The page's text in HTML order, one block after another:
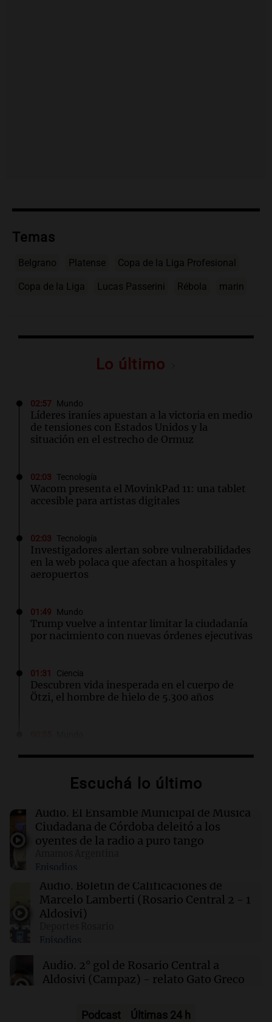
Temas
Belgrano Platense Copa de la Liga Profesional
Copa de la Liga Lucas Passerini Rébola marin
Lo último
02:57 Mundo
Líderes iraníes apuestan a la victoria en medio
de tensiones con Estados Unidos y la
situación en el estrecho de Ormuz
02:03 Tecnología
Wacom presenta el MovinkPad 11: una tablet
accesible para artistas digitales
02:03 Tecnología
Investigadores alertan sobre vulnerabilidades
en la web polaca que afectan a hospitales y
aeropuertos
01:49 Mundo
Trump vuelve a intentar limitar la ciudadanía
por nacimiento con nuevas órdenes ejecutivas
01:31 Ciencia
Descubren vida inesperada en el cuerpo de
Ötzi, el hombre de hielo de 5.300 años
escuelas y actividades turísticas en varias
00:32 Clima
Clima en Salta: cómo estará el tiempo este
sábado 8 de agosto
00:27 Clima
Clima en Tucumán: cómo estará el tiempo
este sábado 8 de agosto
Clima en Mendoza: cómo estará el tiempo
Escuchá lo último
Audio. El Ensamble Municipal de Música
Ciudadana de Córdoba deleitó a los
oyentes de la radio a puro tango
Episodios
Audio. Boletín de Calificaciones de
Marcelo Lamberti (Rosario Central 2 - 1
Aldosivi)
Episodios
Audio. 2° gol de Rosario Central a
Aldosivi (Campaz) - relato Gato Greco
Podcast Últimas 24 h